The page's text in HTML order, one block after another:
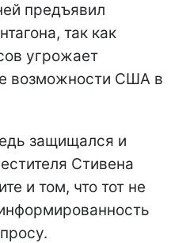
предъявил
так как
угрожает
возможности США в
защищался и
Стивена
и том, что тот не